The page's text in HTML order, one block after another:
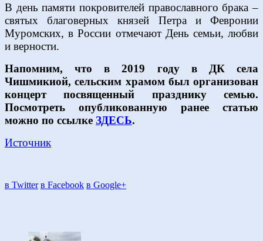
В день памяти покровителей православного брака –
святых благоверных князей Петра и Февронии
Муромских, в России отмечают День семьи, любви
и верности.
Напомним, что в 2019 году в ДК села
Чишмикиой, сельским храмом был организован
концерт посвященный празднику семью.
Посмотреть опубликованную ранее статью
можно по ссылке ЗДЕСЬ.
Источник
в Twitter в Facebook в Google+